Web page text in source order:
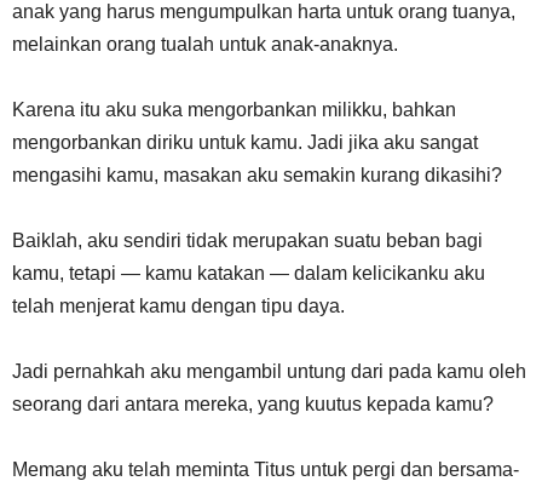
anak yang harus mengumpulkan harta untuk orang tuanya,
melainkan orang tualah untuk anak-anaknya.
Karena itu aku suka mengorbankan milikku, bahkan
mengorbankan diriku untuk kamu. Jadi jika aku sangat
mengasihi kamu, masakan aku semakin kurang dikasihi?
Baiklah, aku sendiri tidak merupakan suatu beban bagi
kamu, tetapi — kamu katakan — dalam kelicikanku aku
telah menjerat kamu dengan tipu daya.
Jadi pernahkah aku mengambil untung dari pada kamu oleh
seorang dari antara mereka, yang kuutus kepada kamu?
Memang aku telah meminta Titus untuk pergi dan bersama-